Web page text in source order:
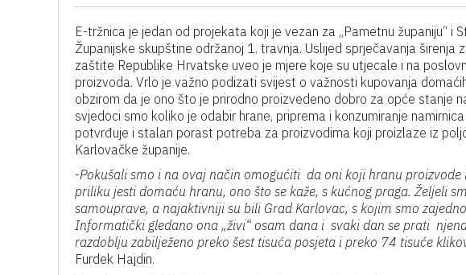
E-tržnica je jedan od projekata koji je vezan za „Pametnu županiju“ i
Županijske skupštine održanoj 1. travnja. Uslijed sprječavanja širenja
zaštite Republike Hrvatske uveo je mjere koje su utjecale i na
proizvoda. Vrlo je važno podizati svijest o važnosti kupovanja
obzirom da je ono što je prirodno proizvedeno dobro za opće stanje
svjedoci smo koliko je odabir hrane, priprema i konzumiranje
potvrđuje i stalan porast potreba za proizvodima koji proizlaze iz
Karlovačke županije.
-Pokušali smo i na ovaj način omogućiti da oni koji hranu
priliku jesti domaću hranu, ono što se kaže, s kućnog praga. Željeli
samouprave, a najaktivniji su bili Grad Karlovac, s kojim smo
Informatički gledano ona „živi“ osam dana i svaki dan se prati
razdoblju zabilježeno preko šest tisuća posjeta i preko 74 tisuće
Furdek Hajdin.